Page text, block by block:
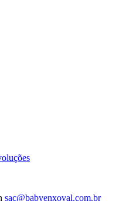
sac@babyenxoval.com.br